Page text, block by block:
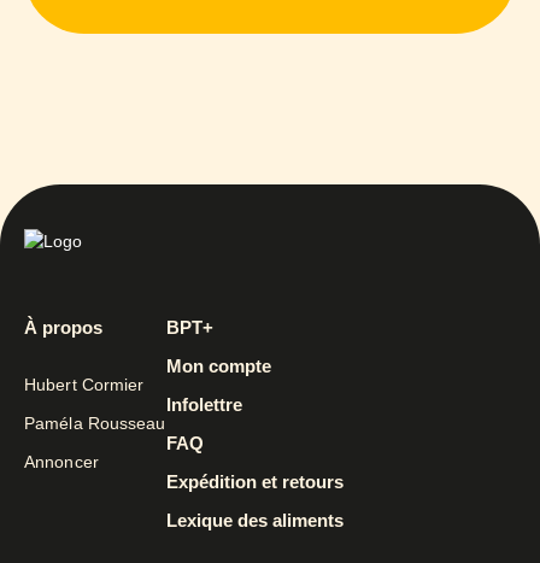
À propos
Hubert Cormier
Paméla Rousseau
Annoncer
BPT+
Mon compte
Infolettre
FAQ
Expédition et retours
Lexique des aliments